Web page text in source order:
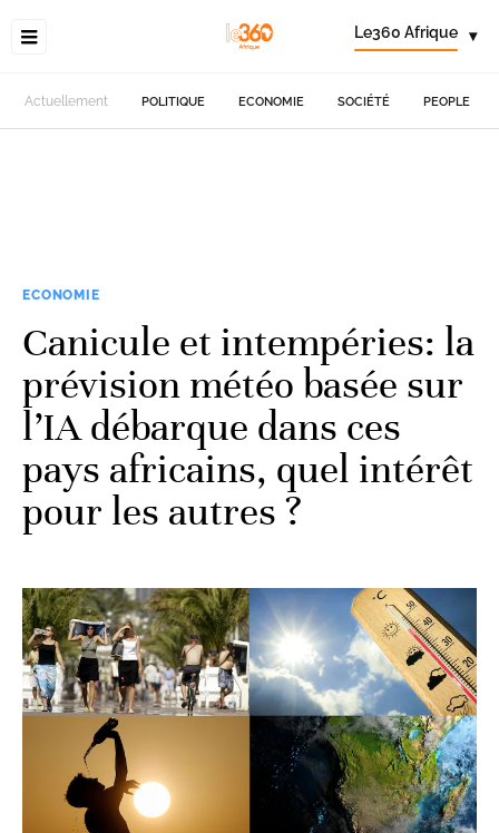
Le360 Afrique ▾
Actuellement POLITIQUE ECONOMIE SOCIÉTÉ PEOPLE
ECONOMIE
Canicule et intempéries: la
prévision météo basée sur
l’IA débarque dans ces
pays africains, quel intérêt
pour les autres ?